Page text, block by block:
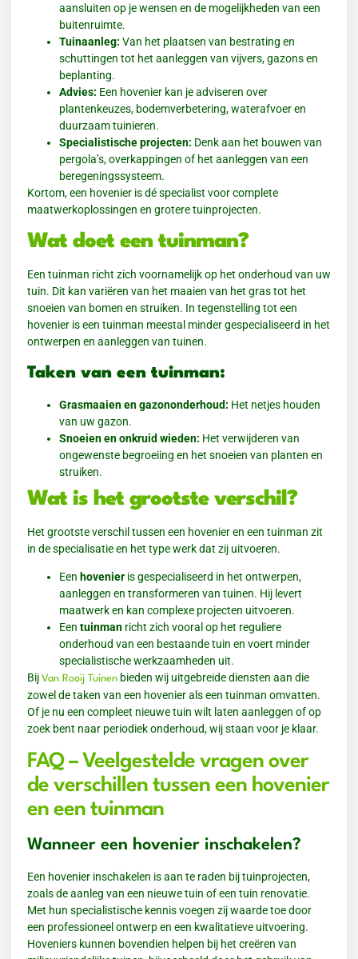
aansluiten op je wensen en de mogelijkheden van een
buitenruimte.
Tuinaanleg: Van het plaatsen van bestrating en
schuttingen tot het aanleggen van vijvers, gazons en
beplanting.
Advies: Een hovenier kan je adviseren over
plantenkeuzes, bodemverbetering, waterafvoer en
duurzaam tuinieren.
Specialistische projecten: Denk aan het bouwen van
pergola’s, overkappingen of het aanleggen van een
beregeningssysteem.
Kortom, een hovenier is dé specialist voor complete
maatwerkoplossingen en grotere tuinprojecten.
Wat doet een tuinman?
Een tuinman richt zich voornamelijk op het onderhoud van uw
tuin. Dit kan variëren van het maaien van het gras tot het
snoeien van bomen en struiken. In tegenstelling tot een
hovenier is een tuinman meestal minder gespecialiseerd in het
ontwerpen en aanleggen van tuinen.
Taken van een tuinman:
Grasmaaien en gazononderhoud: Het netjes houden
van uw gazon.
Snoeien en onkruid wieden: Het verwijderen van
ongewenste begroeiing en het snoeien van planten en
struiken.
Wat is het grootste verschil?
Het grootste verschil tussen een hovenier en een tuinman zit
in de specialisatie en het type werk dat zij uitvoeren.
Een hovenier is gespecialiseerd in het ontwerpen,
aanleggen en transformeren van tuinen. Hij levert
maatwerk en kan complexe projecten uitvoeren.
Een tuinman richt zich vooral op het reguliere
onderhoud van een bestaande tuin en voert minder
specialistische werkzaamheden uit.
Bij Van Rooij Tuinen bieden wij uitgebreide diensten aan die
zowel de taken van een hovenier als een tuinman omvatten.
Of je nu een compleet nieuwe tuin wilt laten aanleggen of op
zoek bent naar periodiek onderhoud, wij staan voor je klaar.
FAQ – Veelgestelde vragen over
de verschillen tussen een hovenier
en een tuinman
Wanneer een hovenier inschakelen?
Een hovenier inschakelen is aan te raden bij tuinprojecten,
zoals de aanleg van een nieuwe tuin of een tuin renovatie.
Met hun specialistische kennis voegen zij waarde toe door
een professioneel ontwerp en een kwalitatieve uitvoering.
Hoveniers kunnen bovendien helpen bij het creëren van